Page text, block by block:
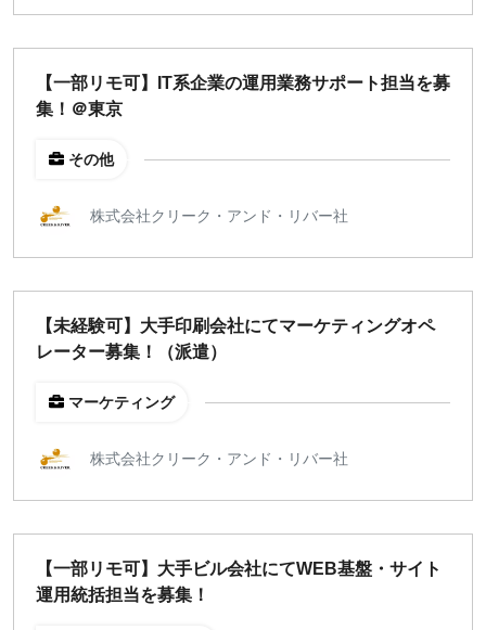
【一部リモ可】IT系企業の運用業務サポート担当を募
集！＠東京
その他
株式会社クリーク・アンド・リバー社
【未経験可】大手印刷会社にてマーケティングオペ
レーター募集！（派遣）
マーケティング
株式会社クリーク・アンド・リバー社
【一部リモ可】大手ビル会社にてWEB基盤・サイト
運用統括担当を募集！